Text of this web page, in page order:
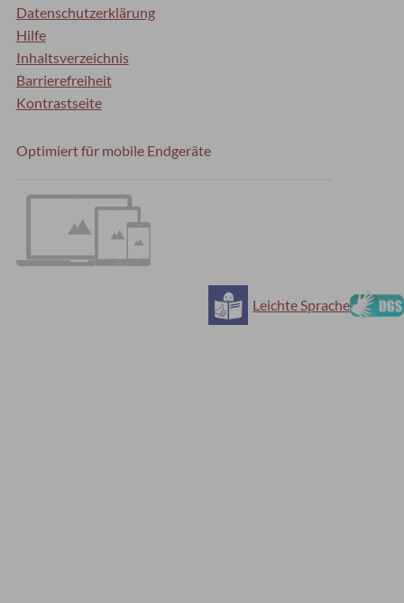
Datenschutzerklärung
Hilfe
Inhaltsverzeichnis
Barrierefreiheit
Kontrastseite
Optimiert für mobile Endgeräte
Leichte Sprache